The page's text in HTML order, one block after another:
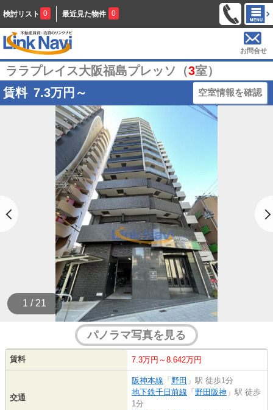
検討リスト 0 最近見た物件 0
お問合せ
ララプレイス大阪福島プレッソ（3室）
賃料 7.3万円～ 空室情報を確認
1 / 21
パノラマ写真を見る
賃料 7.3万円～8.642万円
交通
阪神本線 「 野田 」駅 徒歩1分
地下鉄千日前線 「 野田阪神 」駅 徒歩
1分